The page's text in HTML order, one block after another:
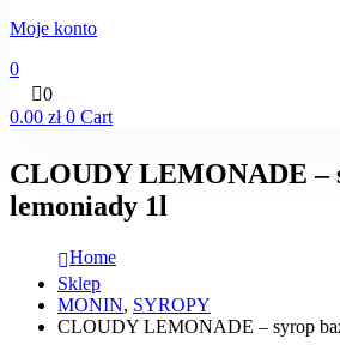
Moje konto
0
0
0.00 zł 0 Cart
CLOUDY LEMONADE –
lemoniady 1l
Home
Sklep
MONIN, SYROPY
CLOUDY LEMONADE – syrop